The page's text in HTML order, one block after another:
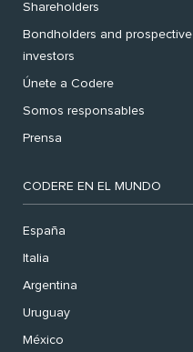
Shareholders
Bondholders and prospective
investors
Únete a Codere
Somos responsables
Prensa
CODERE EN EL MUNDO
España
Italia
Argentina
Uruguay
México